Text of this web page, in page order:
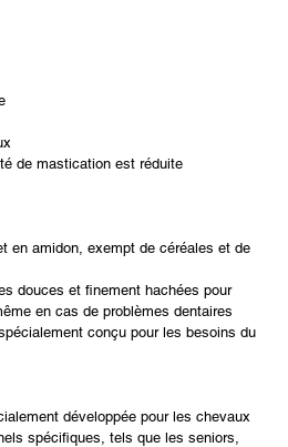
de mastication est réduite
en amidon, exempt de céréales et de
douces et finement hachées pour
en cas de problèmes dentaires
conçu pour les besoins du
développée pour les chevaux
spécifiques, tels que les seniors,